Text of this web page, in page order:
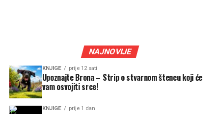
NAJNOVIJE
KNJIGE prije 12 sati
Upoznajte Brona – Strip o stvarnom štencu koji će
vam osvojiti srce!
KNJIGE prije 1 dan